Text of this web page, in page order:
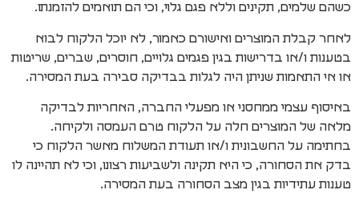
כשהם שלמים, תקינים וללא פגם גלוי, וכי הם תואמים להזמנתו.
לאחר קבלת המוצרים ואישורם כאמור, לא יוכל הלקוח לבוא
בטענות ו/או בדרישות בגין פגמים גלויים, חוסרים, שברים, שריטות
או אי התאמות שניתן היה לגלות בבדיקה סבירה בעת המסירה.
באיסוף עצמי ממחסני או מפעלי החברה, האחריות לבדיקה
מלאה של המוצרים חלה על הלקוח טרם העמסה ולקיחה.
בחתימה על החשבונית ו/או תעודת המשלוח מאשר הלקוח כי
בדק את הסחורה, כי היא תקינה ולשביעות רצונו, וכי לא תהיינה לו
טענות עתידיות בגין מצב הסחורה בעת המסירה.